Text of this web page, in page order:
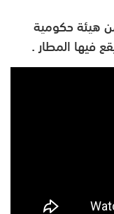
هيئة حكومية
فيها المطار .